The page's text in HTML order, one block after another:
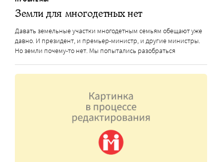
Земли для многодетных нет
Давать земельные участки многодетным семьям обещают уже
давно. И президент, и премьер-министр, и другие министры.
Но земли почему-то нет. Мы попытались разобраться